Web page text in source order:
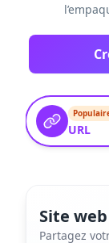
URL
Site web
Partagez